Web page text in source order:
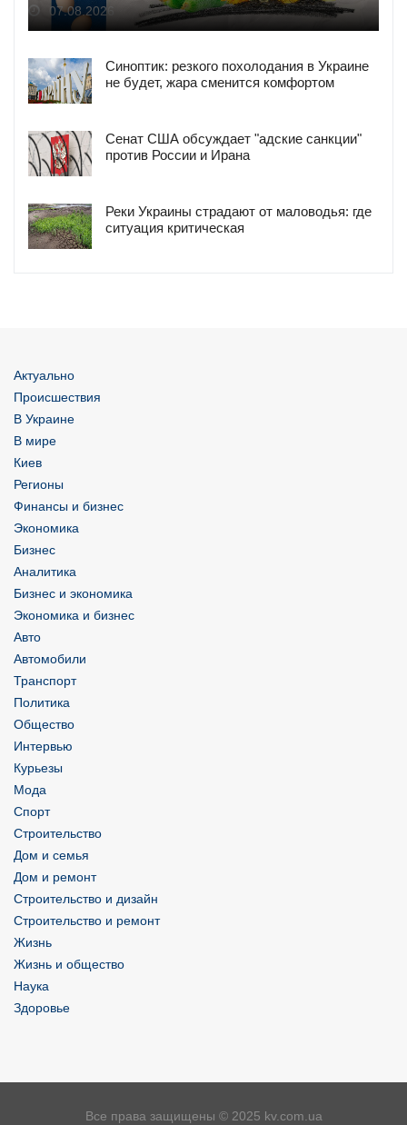
07.08.2026
Синоптик: резкого похолодания в Украине
не будет, жара сменится комфортом
Сенат США обсуждает "адские санкции"
против России и Ирана
Реки Украины страдают от маловодья: где
ситуация критическая
Актуально
Происшествия
В Украине
В мире
Киев
Регионы
Финансы и бизнес
Экономика
Бизнес
Аналитика
Бизнес и экономика
Экономика и бизнес
Авто
Автомобили
Транспорт
Политика
Общество
Интервью
Курьезы
Мода
Спорт
Строительство
Дом и семья
Дом и ремонт
Строительство и дизайн
Строительство и ремонт
Жизнь
Жизнь и общество
Наука
Здоровье
Все права защищены © 2025 kv.com.ua